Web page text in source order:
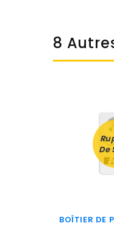
8
De
BOÎTIER DE